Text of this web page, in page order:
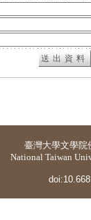
臺灣大學文學院
National Taiwan